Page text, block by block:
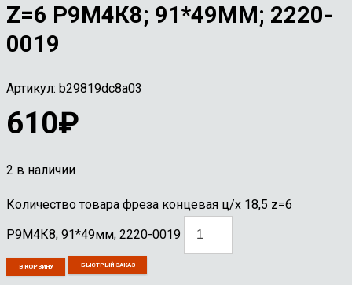
Z=6 Р9М4К8; 91*49ММ; 2220-
0019
Артикул: b29819dc8a03
610₽
2 в наличии
Количество товара фреза концевая ц/х 18,5 z=6
Р9М4К8; 91*49мм; 2220-0019
В КОРЗИНУ БЫСТРЫЙ ЗАКАЗ